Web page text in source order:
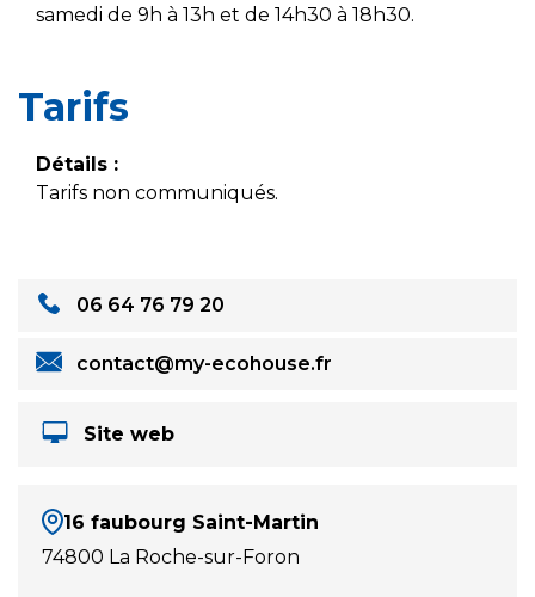
samedi de 9h à 13h et de 14h30 à 18h30.
Tarifs
Détails :
Tarifs non communiqués.
06 64 76 79 20
contact@my-ecohouse.fr
Site web
16 faubourg Saint-Martin
74800 La Roche-sur-Foron